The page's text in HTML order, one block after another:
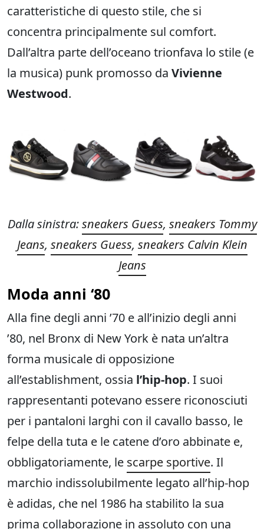
caratteristiche di questo stile, che si
concentra principalmente sul comfort.
Dall’altra parte dell’oceano trionfava lo stile (e
la musica) punk promosso da Vivienne
Westwood.
Dalla sinistra:sneakers Guess, sneakers Tommy
Jeans, sneakers Guess, sneakers Calvin Klein
Jeans
Moda anni ‘80
Alla fine degli anni ’70 e all’inizio degli anni
’80, nel Bronx di New York è nata un’altra
forma musicale di opposizione
all’establishment, ossia l’hip-hop. I suoi
rappresentanti potevano essere riconosciuti
per i pantaloni larghi con il cavallo basso, le
felpe della tuta e le catene d’oro abbinate e,
obbligatoriamente, le scarpe sportive. Il
marchio indissolubilmente legato all’hip-hop
è adidas, che nel 1986 ha stabilito la sua
prima collaborazione in assoluto con una